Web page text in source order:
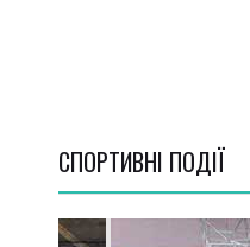
СПОРТИВНI ПОДІЇ